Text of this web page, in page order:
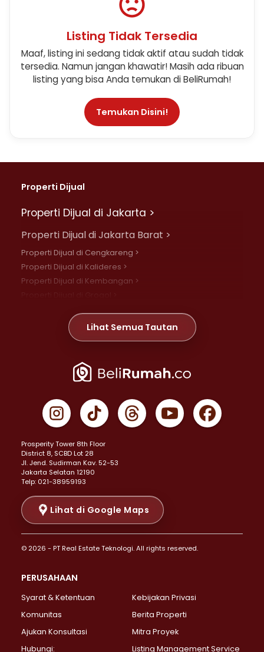
Listing Tidak Tersedia
Maaf, listing ini sedang tidak aktif atau sudah tidak
tersedia. Namun jangan khawatir! Masih ada ribuan
listing yang bisa Anda temukan di BeliRumah!
Temukan Disini!
Properti Dijual
Properti Dijual di Jakarta >
Properti Dijual di Jakarta Barat >
Properti Dijual di Cengkareng >
Properti Dijual di Kalideres >
Properti Dijual di Kembangan >
Properti Dijual di Meruya >
Properti Dijual di Jelambar >
Properti Dijual di Jakarta Pusat >
Properti Dijual di Gambir >
Properti Dijual di Johar Baru >
Properti Dijual di Menteng >
Properti Dijual di Senen >
Properti Dijual di Tanah Abang >
Properti Dijual di Cikini >
Properti Dijual di Kramat >
Properti Dijual di Pasar Baru >
Properti Dijual di Bendungan Hilir >
Properti Dijual di Jakarta Selatan >
Properti Dijual di Lebak Bulus >
Properti Dijual di Gandaria Selatan >
Properti Dijual di Pondok Labu >
Lihat Semua Tautan
Prosperity Tower 8th Floor
District 8, SCBD Lot 28
JI. Jend. Sudirman Kav. 52-53
Jakarta Selatan 12190
Telp: 021-38959193
Lihat di Google Maps
© 2026 - PT Real Estate Teknologi. All rights reserved.
PERUSAHAAN
Syarat & Ketentuan
Kebijakan Privasi
Komunitas
Berita Properti
Ajukan Konsultasi
Mitra Proyek
Hubungi:
Listing Management Service